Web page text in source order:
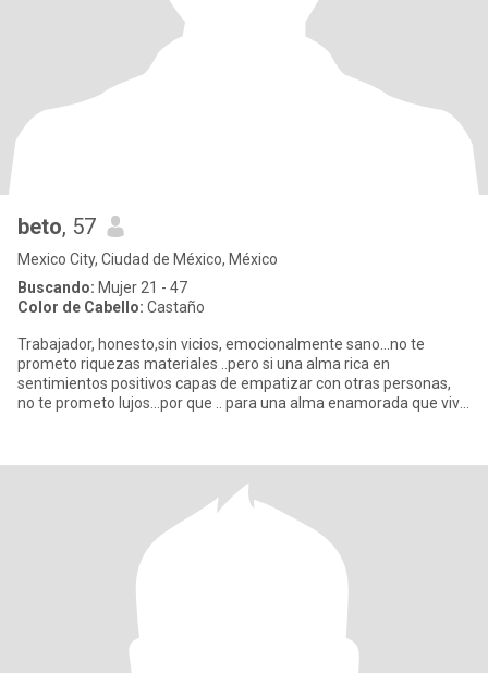
beto, 57
Mexico City, Ciudad de México, México
Buscando: Mujer 21 - 47
Color de Cabello: Castaño
Trabajador, honesto,sin vicios, emocionalmente sano...no te
prometo riquezas materiales ..pero si una alma rica en
sentimientos positivos capas de empatizar con otras personas,
no te prometo lujos...por que .. para una alma enamorada que vive